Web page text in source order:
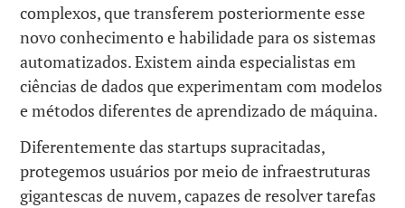
complexos, que transferem posteriormente esse
novo conhecimento e habilidade para os sistemas
automatizados. Existem ainda especialistas em
ciências de dados que experimentam com modelos
e métodos diferentes de aprendizado de máquina.
Diferentemente das startups supracitadas,
protegemos usuários por meio de infraestruturas
gigantescas de nuvem, capazes de resolver tarefas